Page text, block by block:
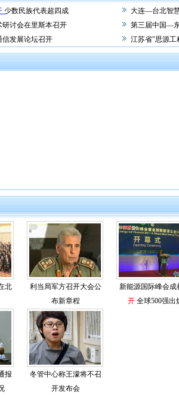
少数民族代表超四成
大连—台北智
讨会在里斯本召开
第三届中国—
信发展论坛召开
江苏省"思源工
北
利当局军方召开大会公
布新章程
新能源国际峰会成
开 全球500强出
报
冬管中心称王濛将不召
开发布会